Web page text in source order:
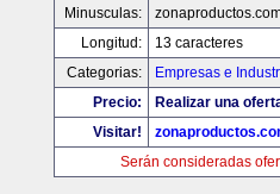
Minusculas:
Longitud:
13 caracteres
Categorias:
Empresas e
Precio:
Realizar una
Visitar!
Serán consideradas